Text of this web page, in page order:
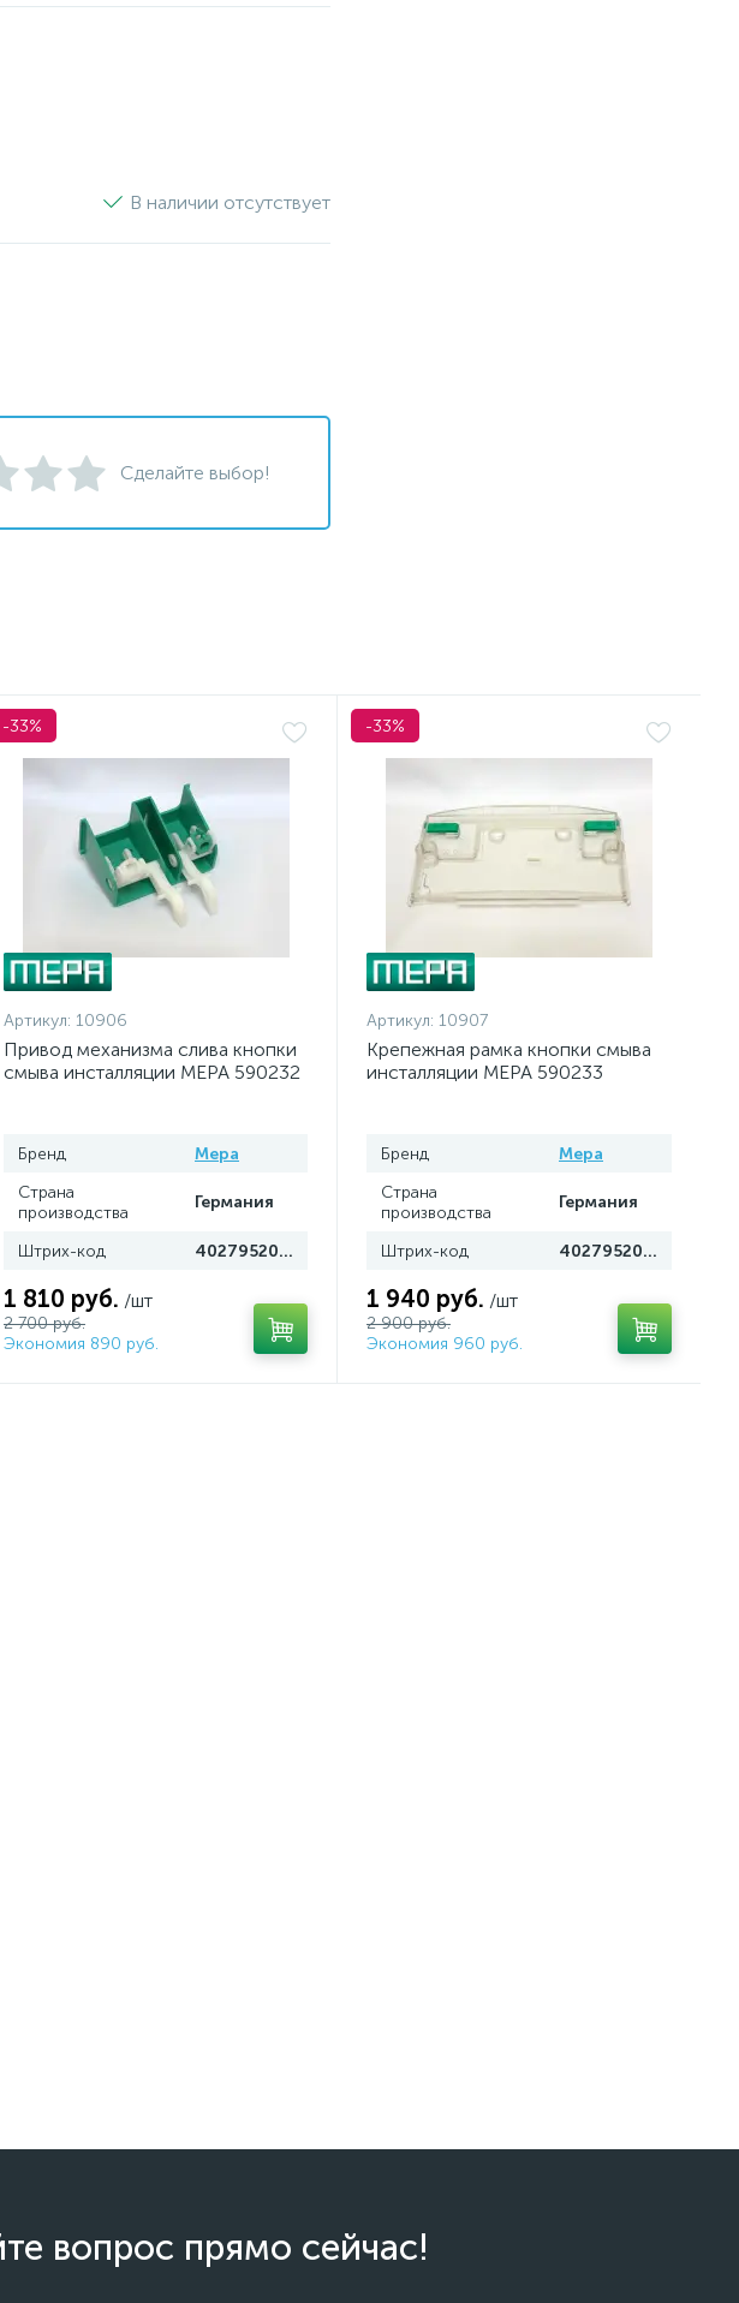
В наличии отсутствует
Сделайте выбор!
-33%
Артикул: 10906
Привод механизма слива кнопки
смыва инсталляции MEPA 590232
Бренд
Mepa
Страна
производства
Германия
Штрих-код 4027952021835
1 810 руб. /шт
2 700 руб.
Экономия 890 руб.
-33%
Артикул: 10907
Крепежная рамка кнопки смыва
инсталляции MEPA 590233
Бренд
Mepa
Страна
производства
Германия
Штрих-код 4027952024669
1 940 руб. /шт
2 900 руб.
Экономия 960 руб.
вопрос прямо сейчас!